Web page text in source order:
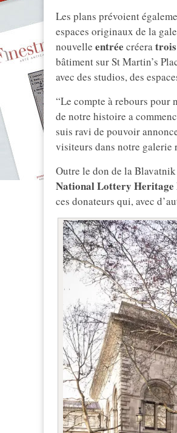
Les plans prévoient
espaces originaux de la
nouvelle entrée créera
bâtiment sur St Martin’s
avec des studios, des
“Le compte à rebours pour
de notre histoire a
suis ravi de pouvoir
visiteurs dans notre galerie
Outre le don de la
National Lottery Heritage
ces donateurs qui, avec